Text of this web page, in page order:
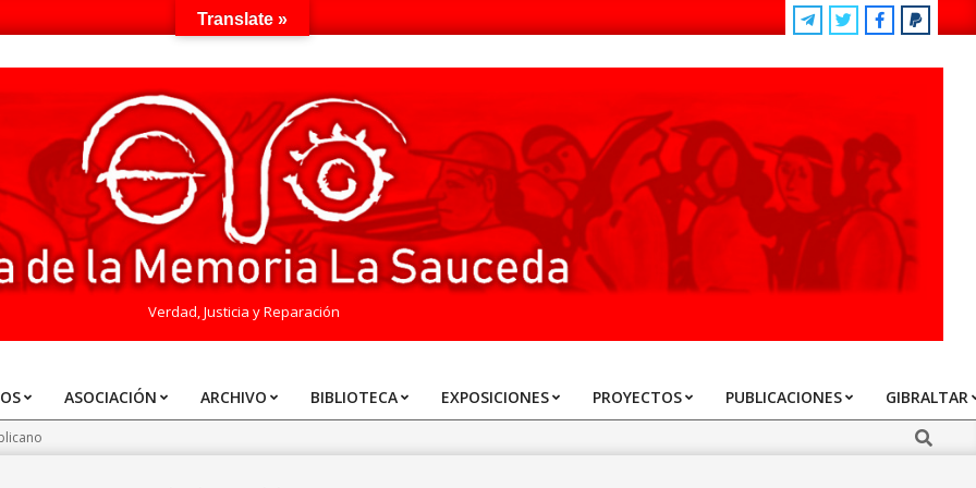
Verdad, Justicia y Reparación
ASOCIACIÓN ARCHIVO BIBLIOTECA EXPOSICIONES PROYECTOS PUBLICACIONES GIBRALTAR
Search
Translate »